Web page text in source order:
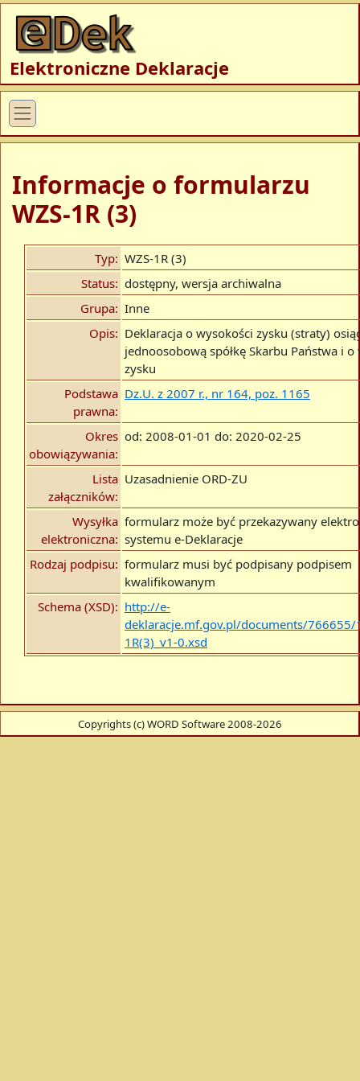
Elektroniczne Deklaracje
Informacje o formularzu
WZS-1R (3)
Typ: WZS-1R (3)
Status: dostępny, wersja archiwalna
Grupa: Inne
Opis: Deklaracja o wysokości zysku (straty)
jednoosobową spółkę Skarbu Państwa i o
zysku
Podstawa
prawna:
Dz.U. z 2007 r., nr 164, poz. 1165
Okres
obowiązywania:
od: 2008-01-01 do: 2020-02-25
Lista
załączników:
Uzasadnienie ORD-ZU
Wysyłka
elektroniczna:
formularz może być przekazywany
systemu e-Deklaracje
Rodzaj podpisu: formularz musi być podpisany podpisem
kwalifikowanym
Schema (XSD): http://e-
deklaracje.mf.gov.pl/documents/766655/
1R(3)_v1-0.xsd
Copyrights (c) WORD Software 2008-2026